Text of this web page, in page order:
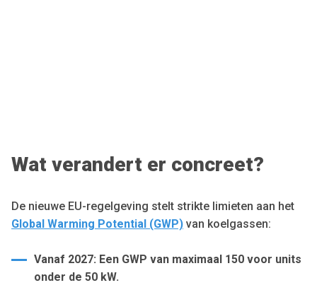
Wat verandert er concreet?
De nieuwe EU-regelgeving stelt strikte limieten aan het
Global Warming Potential (GWP) van koelgassen:
Vanaf 2027: Een GWP van maximaal 150 voor units
onder de 50 kW.